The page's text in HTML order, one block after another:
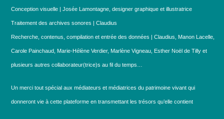
Conception visuelle | Josée Lamontagne, designer graphique et illustratrice
Traitement des archives sonores | Claudius
Recherche, contenus, compilation et entrée des données | Claudius, Manon Lacelle,
Carole Painchaud, Marie-Hélène Verdier, Marlène Vigneau, Esther Noël de Tilly et
plusieurs autres collaborateur(trice)s au fil du temps…
Un merci tout spécial aux médiateurs et médiatrices du patrimoine vivant qui
donneront vie à cette plateforme en transmettant les trésors qu’elle contient